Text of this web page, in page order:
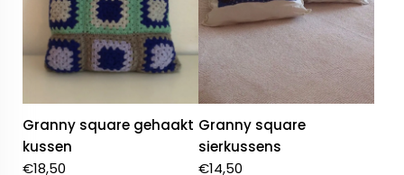
Granny square gehaakt
kussen
€18,50
Granny square
sierkussens
€14,50